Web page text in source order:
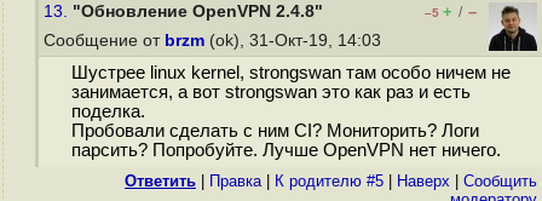
13. "Обновление OpenVPN 2.4.8" –5 + / –
Сообщение от brzm (ok), 31-Окт-19, 14:03
Шустрее linux kernel, strongswan там особо ничем не
занимается, а вот strongswan это как раз и есть
поделка.
Пробовали сделать с ним CI? Мониторить? Логи
парсить? Попробуйте. Лучше OpenVPN нет ничего.
Ответить Правка| К родителю #5 Наверх
Cообщить